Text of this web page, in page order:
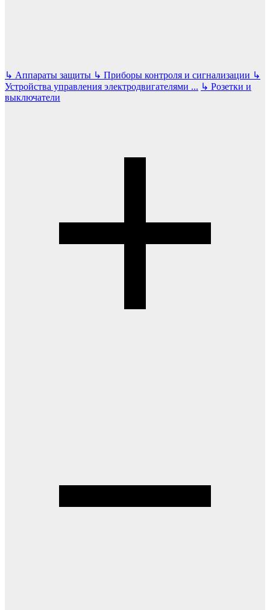
↳ Аппараты защиты ↳ Приборы контроля и сигнализации ↳
Устройства управления электродвигателями ... ↳ Розетки и
выключатели